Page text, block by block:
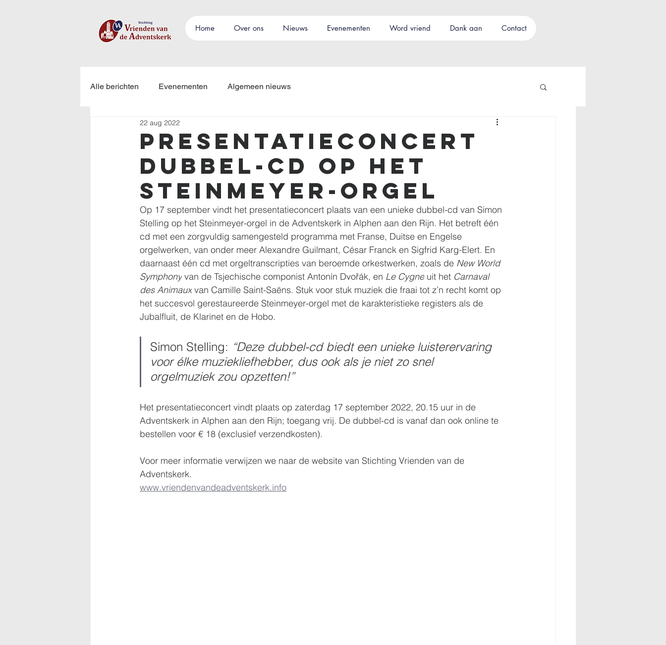
Home Over ons Nieuws Evenementen Word vriend Dank aan Contact
Alle berichten Evenementen Algemeen nieuws
Presentatieconcert
dubbel-cd op het
Steinmeyer-orgel
22 aug 2022
Op 17 september vindt het presentatieconcert plaats van een unieke dubbel-cd van Simon
Stelling op het Steinmeyer-orgel in de Adventskerk in Alphen aan den Rijn. Het betreft één
cd met een zorgvuldig samengesteld programma met Franse, Duitse en Engelse
orgelwerken, van onder meer Alexandre Guilmant, César Franck en Sigfrid Karg-Elert. En
daarnaast één cd met orgeltranscripties van beroemde orkestwerken, zoals de New World
Symphony van de Tsjechische componist Antonín Dvořák, en Le Cygne uit het Carnaval
des Animaux van Camille Saint-Saëns. Stuk voor stuk muziek die fraai tot z’n recht komt op
het succesvol gerestaureerde Steinmeyer-orgel met de karakteristieke registers als de
Jubalfluit, de Klarinet en de Hobo.
Simon Stelling: “Deze dubbel-cd biedt een unieke luisterervaring
voor élke muziekliefhebber, dus ook als je niet zo snel
orgelmuziek zou opzetten!”
Het presentatieconcert vindt plaats op zaterdag 17 september 2022, 20.15 uur in de
Adventskerk in Alphen aan den Rijn; toegang vrij. De dubbel-cd is vanaf dan ook online te
bestellen voor € 18 (exclusief verzendkosten).
Voor meer informatie verwijzen we naar de website van Stichting Vrienden van de
Adventskerk.
www.vriendenvandeadventskerk.info